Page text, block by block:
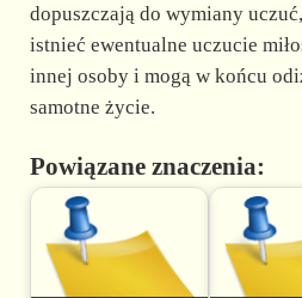
dopuszczają do wymiany
istnieć ewentualne uczucie
innej osoby i mogą w końcu
samotne życie.
Powiązane znaczenia: